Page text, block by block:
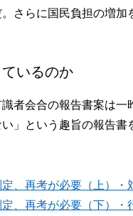
さらに国民負担の増
いるのか
者会合の報告書案は
」という趣旨の報告
定、再考が必要（上）・
、再考が必要（下）・